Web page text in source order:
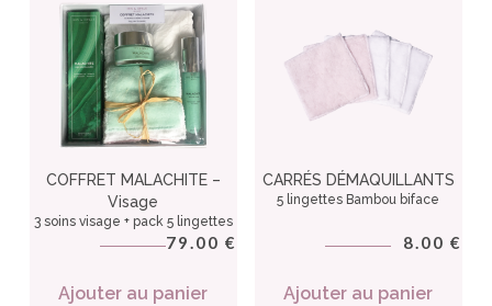
COFFRET MALACHITE –
Visage
3 soins visage + pack 5 lingettes
79.00 €
Ajouter au panier
CARRÉS DÉMAQUILLANTS
5 lingettes Bambou biface
8.00 €
Ajouter au panier